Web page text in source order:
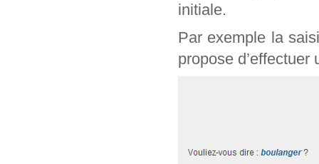
initiale.
Par exemple la
propose